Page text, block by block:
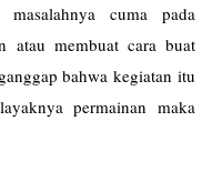
cuma pada
atau membuat cara buat
bahwa kegiatan itu
permainan maka